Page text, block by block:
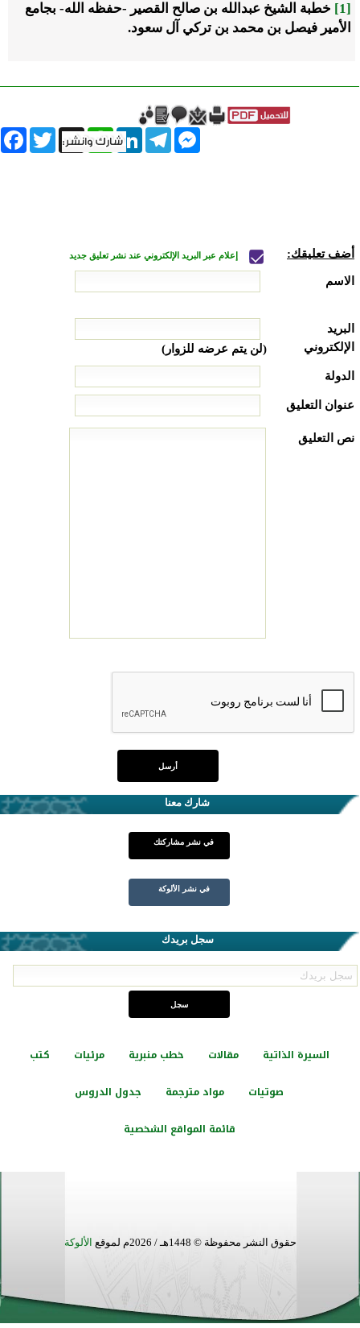
[1]
خطبة الشيخ عبدالله بن صالح القصير -حفظه الله- بجامع
الأمير فيصل بن محمد بن تركي آل سعود.
Twitter X
WhatsAppLinkedInTelegram
Messenger
أضف تعليقك: إعلام عبر البريد الإلكتروني عند نشر تعليق جديد
الاسم
البريد
الإلكتروني
(لن يتم عرضه للزوار)
الدولة
عنوان التعليق
نص التعليق
شارك معنا
في نشر مشاركتك
في نشر الألوكة
سجل بريدك
السيرة الذاتية مقالات خطب منبرية مرئيات كتب
صوتيات مواد مترجمة جدول الدروس
قائمة المواقع الشخصية
حقوق النشر محفوظة © 1448هـ / 2026م لموقع الألوكة